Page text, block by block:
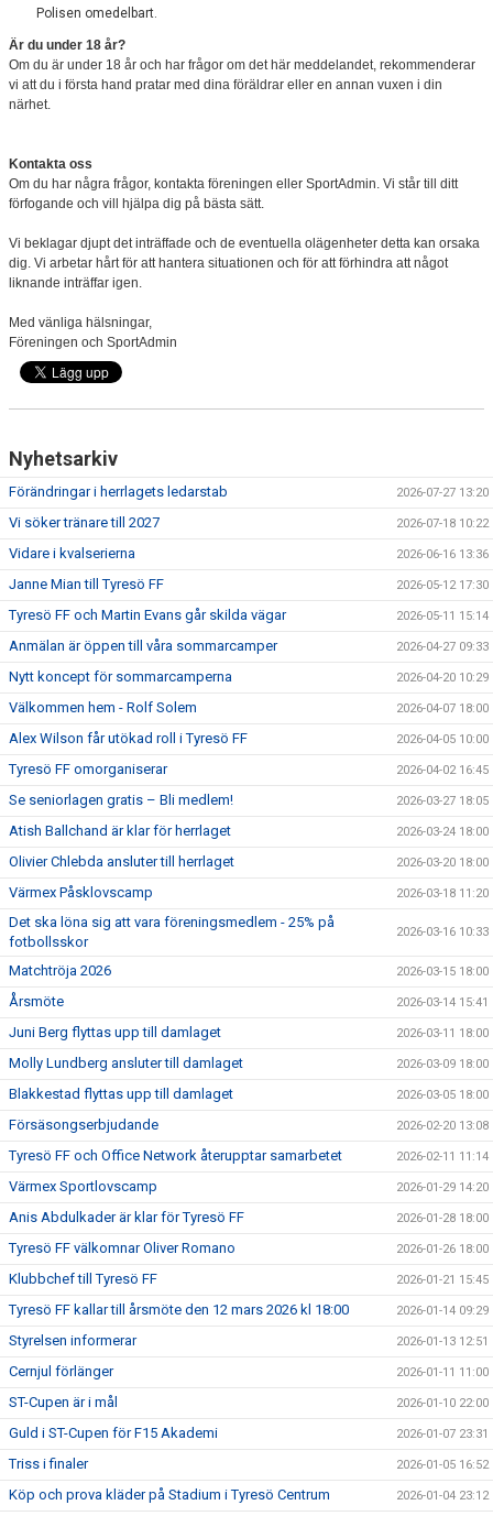
Polisen omedelbart.
Är du under 18 år?
Om du är under 18 år och har frågor om det här meddelandet, rekommenderar
vi att du i första hand pratar med dina föräldrar eller en annan vuxen i din
närhet.
Kontakta oss
Om du har några frågor, kontakta föreningen eller SportAdmin. Vi står till ditt
förfogande och vill hjälpa dig på bästa sätt.
Vi beklagar djupt det inträffade och de eventuella olägenheter detta kan orsaka
dig. Vi arbetar hårt för att hantera situationen och för att förhindra att något
liknande inträffar igen.
Med vänliga hälsningar,
Föreningen och SportAdmin
Nyhetsarkiv
Förändringar i herrlagets ledarstab 2026-07-27 13:20
Vi söker tränare till 2027 2026-07-18 10:22
Vidare i kvalserierna 2026-06-16 13:36
Janne Mian till Tyresö FF 2026-05-12 17:30
Tyresö FF och Martin Evans går skilda vägar 2026-05-11 15:14
Anmälan är öppen till våra sommarcamper 2026-04-27 09:33
Nytt koncept för sommarcamperna 2026-04-20 10:29
Välkommen hem - Rolf Solem 2026-04-07 18:00
Alex Wilson får utökad roll i Tyresö FF 2026-04-05 10:00
Tyresö FF omorganiserar 2026-04-02 16:45
Se seniorlagen gratis – Bli medlem! 2026-03-27 18:05
Atish Ballchand är klar för herrlaget 2026-03-24 18:00
Olivier Chlebda ansluter till herrlaget 2026-03-20 18:00
Värmex Påsklovscamp 2026-03-18 11:20
Det ska löna sig att vara föreningsmedlem - 25% på
fotbollsskor
2026-03-16 10:33
Matchtröja 2026 2026-03-15 18:00
Årsmöte 2026-03-14 15:41
Juni Berg flyttas upp till damlaget 2026-03-11 18:00
Molly Lundberg ansluter till damlaget 2026-03-09 18:00
Blakkestad flyttas upp till damlaget 2026-03-05 18:00
Försäsongserbjudande 2026-02-20 13:08
Tyresö FF och Office Network återupptar samarbetet 2026-02-11 11:14
Värmex Sportlovscamp 2026-01-29 14:20
Anis Abdulkader är klar för Tyresö FF 2026-01-28 18:00
Tyresö FF välkomnar Oliver Romano 2026-01-26 18:00
Klubbchef till Tyresö FF 2026-01-21 15:45
Tyresö FF kallar till årsmöte den 12 mars 2026 kl 18:00 2026-01-14 09:29
Styrelsen informerar 2026-01-13 12:51
Cernjul förlänger 2026-01-11 11:00
ST-Cupen är i mål 2026-01-10 22:00
Guld i ST-Cupen för F15 Akademi 2026-01-07 23:31
Triss i finaler 2026-01-05 16:52
Köp och prova kläder på Stadium i Tyresö Centrum 2026-01-04 23:12